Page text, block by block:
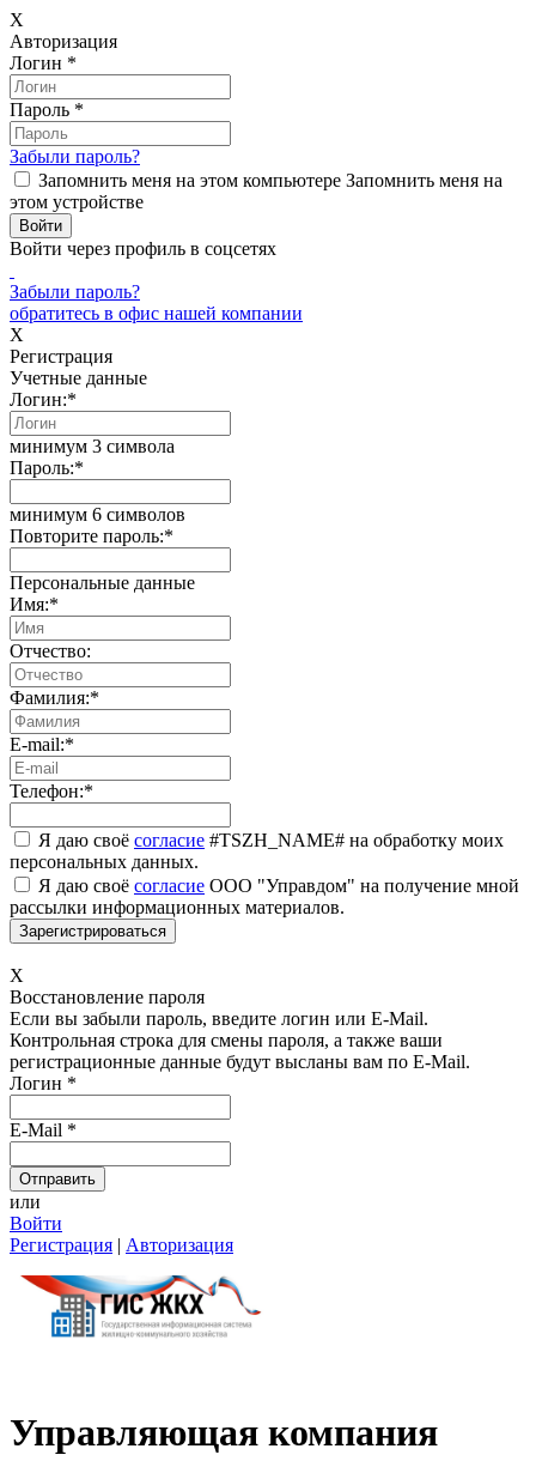
X
Авторизация
Логин *
Пароль *
Забыли пароль?
Запомнить меня на этом компьютере Запомнить меня на
этом устройстве
Войти через профиль в соцсетях
Забыли пароль?
обратитесь в офис нашей компании
X
Регистрация
Учетные данные
Логин:*
минимум 3 символа
Пароль:*
минимум 6 символов
Повторите пароль:*
Персональные данные
Имя:*
Отчество:
Фамилия:*
E-mail:*
Телефон:*
Я даю своё согласие #TSZH_NAME# на обработку моих
персональных данных.
Я даю своё согласие ООО "Управдом" на получение мной
рассылки информационных материалов.
X
Восстановление пароля
Если вы забыли пароль, введите логин или E-Mail.
Контрольная строка для смены пароля, а также ваши
регистрационные данные будут высланы вам по E-Mail.
Логин *
E-Mail *
или
Войти
Регистрация | Авторизация
Управляющая компания